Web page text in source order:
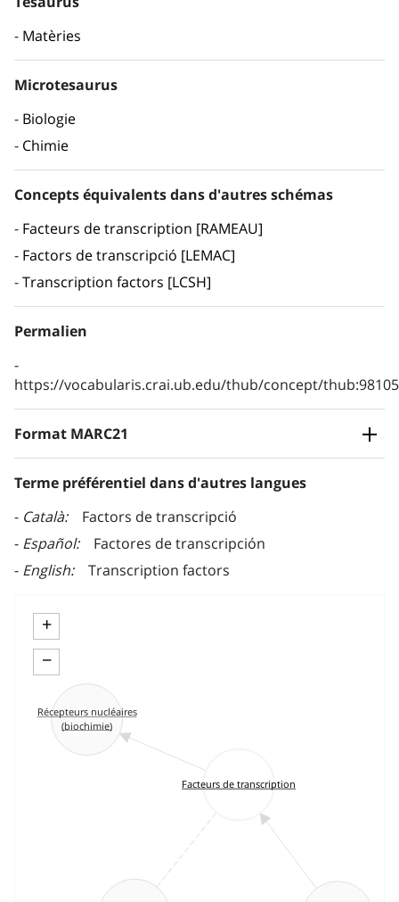
Matèries
Microtesaurus
Biologie
Chimie
Concepts équivalents dans d'autres schémas
Facteurs de transcription [RAMEAU]
Factors de transcripció [LEMAC]
Transcription factors [LCSH]
Permalien
https://vocabularis.crai.ub.edu/thub/concept/
Format MARC21
Terme préférentiel dans d'autres langues
Català
Factors de transcripció
Español
Factores de transcripción
English
Transcription factors
+
−
Facteurs de transcription
Récepteurs nucléaires
(biochimie)